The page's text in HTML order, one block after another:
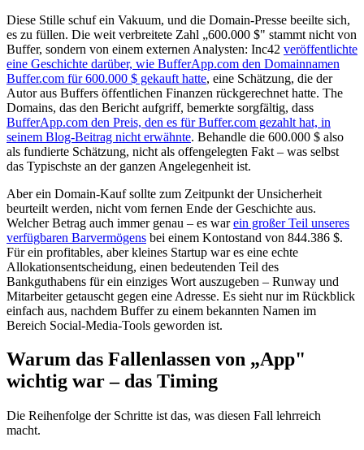
Diese Stille schuf ein Vakuum, und die Domain-Presse beeilte sich,
es zu füllen. Die weit verbreitete Zahl „600.000 $" stammt nicht von
Buffer, sondern von einem externen Analysten: Inc42 veröffentlichte
eine Geschichte darüber, wie BufferApp.com den Domainnamen
Buffer.com für 600.000 $ gekauft hatte, eine Schätzung, die der
Autor aus Buffers öffentlichen Finanzen rückgerechnet hatte. The
Domains, das den Bericht aufgriff, bemerkte sorgfältig, dass
BufferApp.com den Preis, den es für Buffer.com gezahlt hat, in
seinem Blog-Beitrag nicht erwähnte. Behandle die 600.000 $ also
als fundierte Schätzung, nicht als offengelegten Fakt – was selbst
das Typischste an der ganzen Angelegenheit ist.
Aber ein Domain-Kauf sollte zum Zeitpunkt der Unsicherheit
beurteilt werden, nicht vom fernen Ende der Geschichte aus.
Welcher Betrag auch immer genau – es warein großer Teil unseres
verfügbaren Barvermögens bei einem Kontostand von 844.386 $.
Für ein profitables, aber kleines Startup war es eine echte
Allokationsentscheidung, einen bedeutenden Teil des
Bankguthabens für ein einziges Wort auszugeben – Runway und
Mitarbeiter getauscht gegen eine Adresse. Es sieht nur im Rückblick
einfach aus, nachdem Buffer zu einem bekannten Namen im
Bereich Social-Media-Tools geworden ist.
Warum das Fallenlassen von „App"
wichtig war – das Timing
Die Reihenfolge der Schritte ist das, was diesen Fall lehrreich
macht.